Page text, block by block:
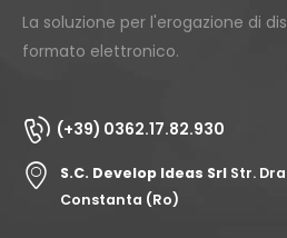
La soluzione per l'erogazione di
formato elettronico.
(+39) 0362.17.82.930
S.C. Develop Ideas Srl Str.
Constanta (Ro)